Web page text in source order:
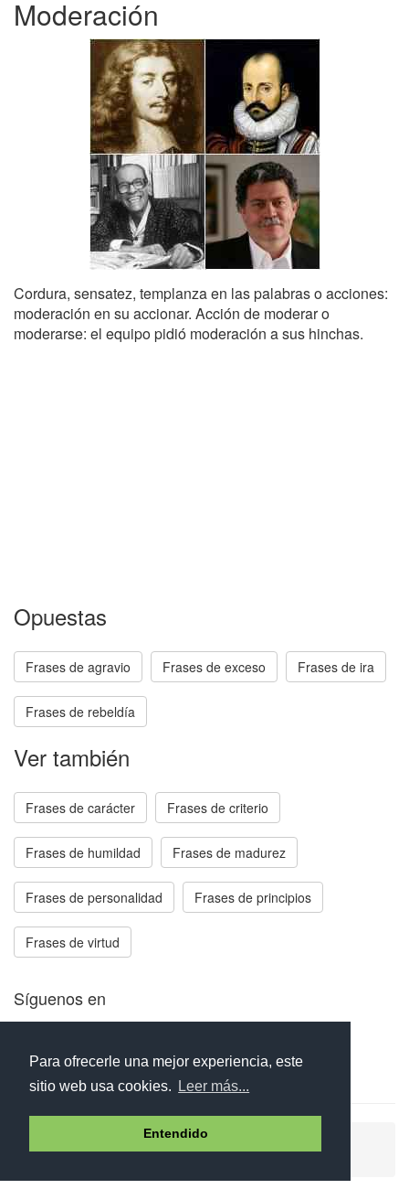
Para ofrecerle una mejor experiencia, este
sitio web usa cookies.
Leer más...
Entendido
Moderación
Cordura, sensatez, templanza en las palabras o acciones:
moderación en su accionar. Acción de moderar o
moderarse: el equipo pidió moderación a sus hinchas.
Opuestas
Frases de agravio Frases de exceso Frases de ira
Frases de rebeldía
Ver también
Frases de carácter Frases de criterio
Frases de humildad Frases de madurez
Frases de personalidad Frases de principios
Frases de virtud
Síguenos en
Aviso legal